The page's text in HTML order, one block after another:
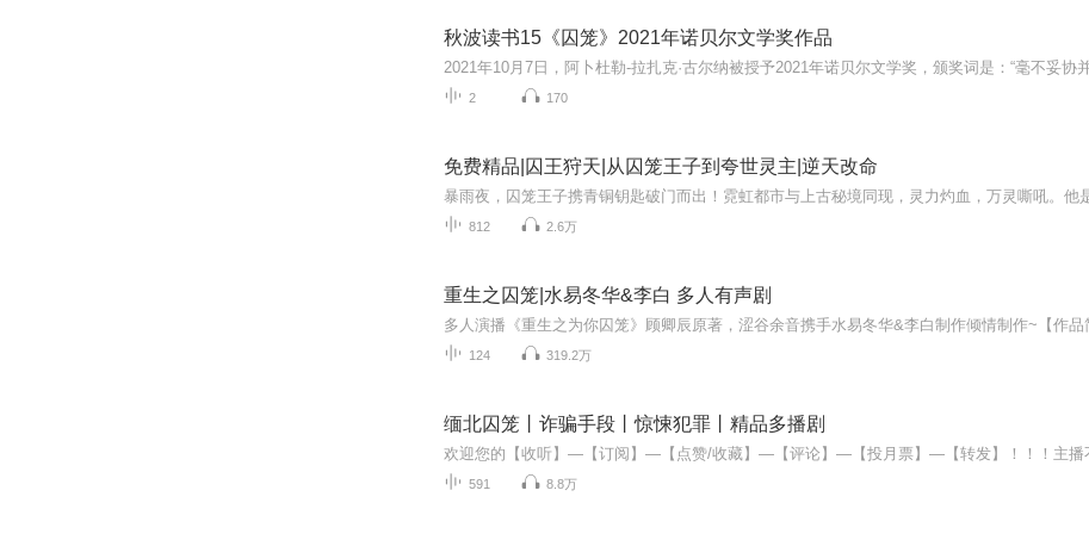
秋波读书15《囚笼》2021年诺贝尔文学奖作品
2 170
免费精品|囚王狩天|从囚笼王子到夸世灵主|逆天改命
812 2.6万
重生之囚笼|水易冬华&李白 多人有声剧
124 319.2万
缅北囚笼丨诈骗手段丨惊悚犯罪丨精品多播剧
591 8.8万